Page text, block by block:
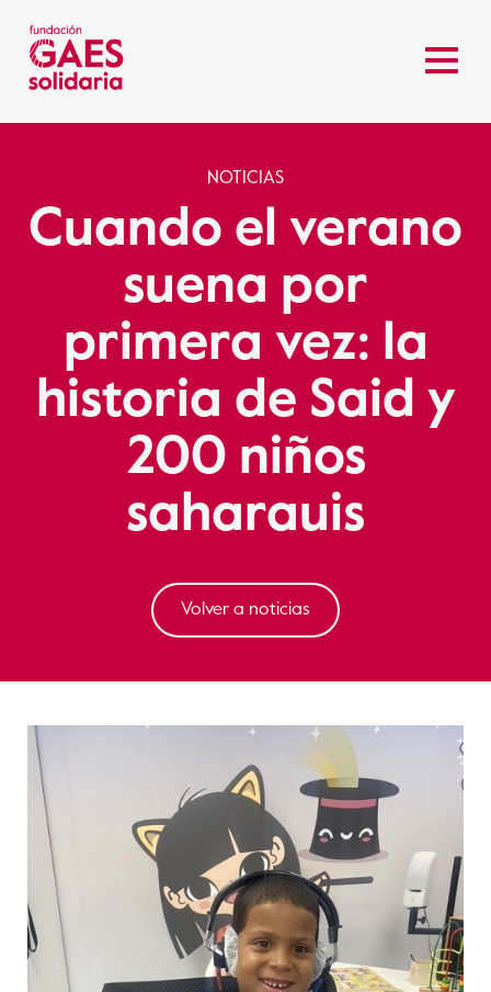
NOTICIAS
Cuando el verano
suena por
primera vez: la
historia de Said y
200 niños
saharauis
Volver a noticias